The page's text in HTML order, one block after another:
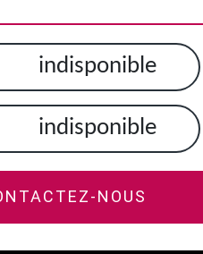
indisponible
indisponible
NOUS